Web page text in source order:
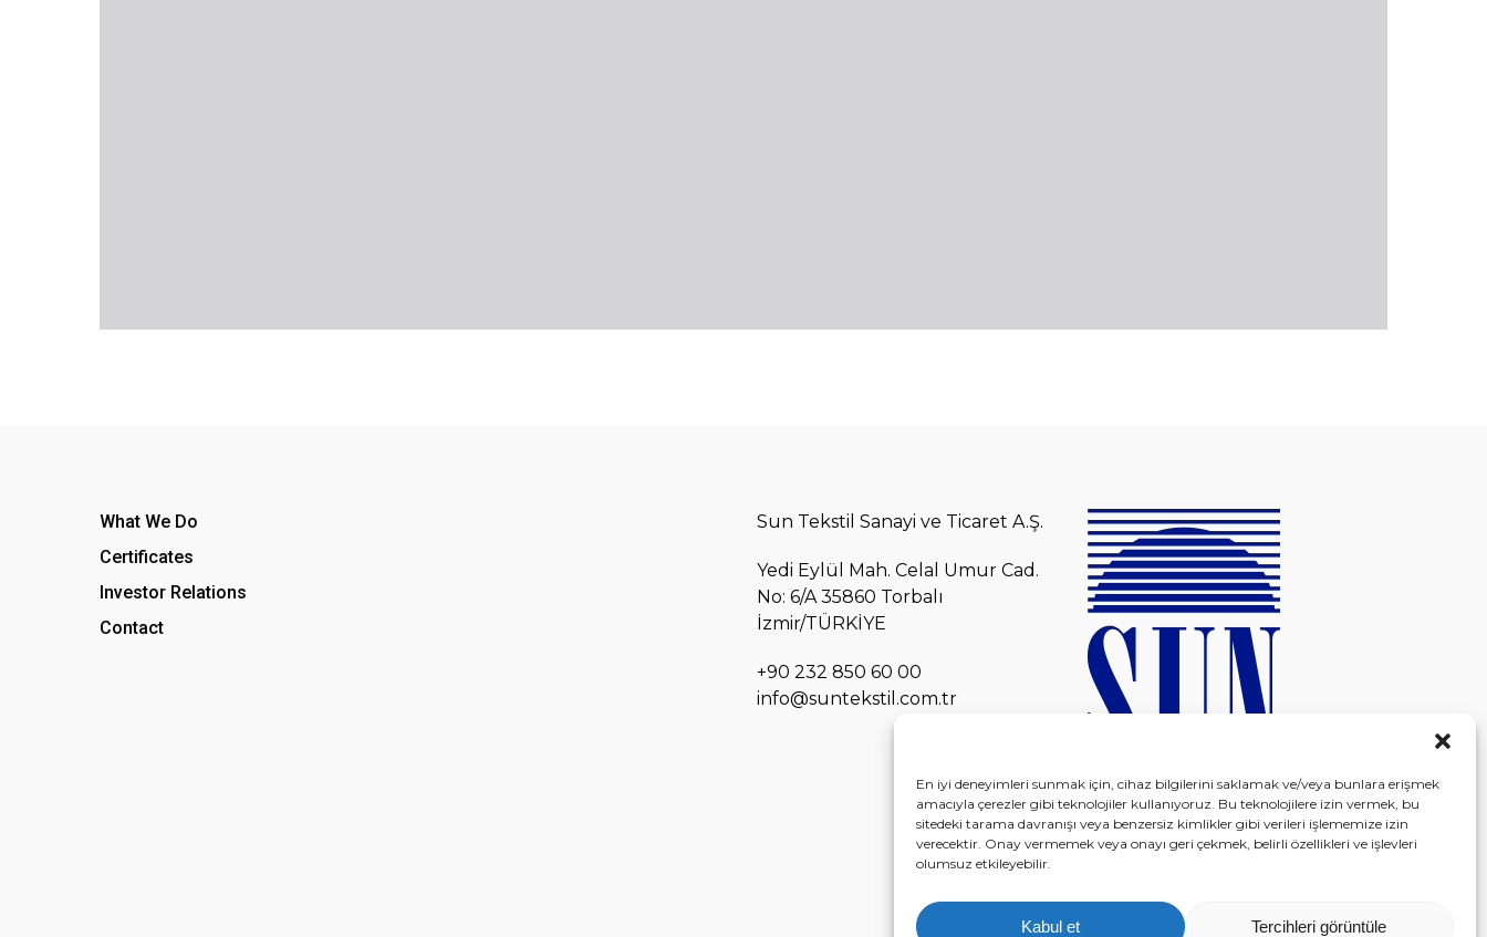
En iyi deneyimleri sunmak için, cihaz bilgilerini saklamak ve/veya bunlara erişmek
amacıyla çerezler gibi teknolojiler kullanıyoruz. Bu teknolojilere izin vermek, bu
sitedeki tarama davranışı veya benzersiz kimlikler gibi verileri işlememize izin
verecektir. Onay vermemek veya onayı geri çekmek, belirli özellikleri ve işlevleri
olumsuz etkileyebilir.
Kabul et Tercihleri görüntüle
What We Do
Certificates
Investor Relations
Contact
Sun Tekstil Sanayi ve Ticaret A.Ş.
Yedi Eylül Mah. Celal Umur Cad.
No: 6/A 35860 Torbalı
İzmir/TÜRKİYE
+90 232 850 60 00
info@suntekstil.com.tr